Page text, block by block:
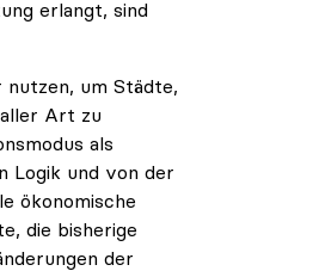
erlangt, sind
nutzen, um Städte,
Art zu
als
Logik und von der
ökonomische
die bisherige
der